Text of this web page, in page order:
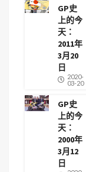
GP史
上的今
天：
2011年
3月20
日
2020-
03-20
GP史
上的今
天：
2000年
3月12
日